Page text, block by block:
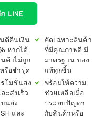
LINE
ตีคืนเงิน
หากได้
ค้าไม่ถูก
รือชำรุด
โมชั่นส่ง
ะส่งเร็ว
นส่ง
และ
คัดเฉพาะสินค้า
ที่มีคุณภาพดี มี
มาตรฐาน ของ
แท้ทุกชิ้น
พร้อมให้ความ
ช่วยเหลือเมื่อ
ประสบปัญหา
กับสินค้าหรือ